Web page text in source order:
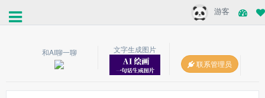
游客
和AI聊一聊
文字生成图片
联系管理员